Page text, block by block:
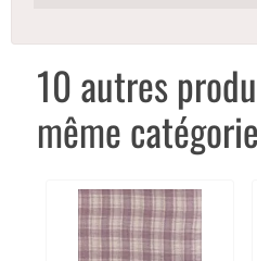
10 autres
même